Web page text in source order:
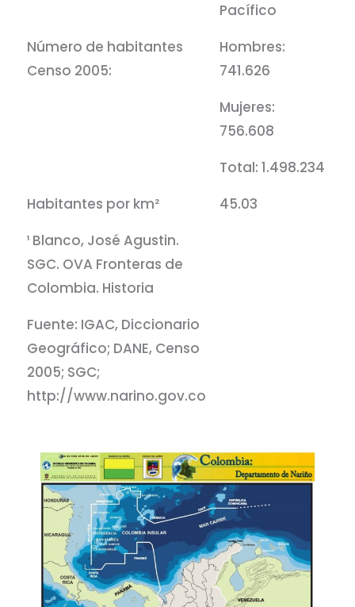
Pacífico
Número de habitantes
Censo 2005:
Hombres:
741.626
Mujeres:
756.608
Total: 1.498.234
Habitantes por km²
45.03
¹ Blanco, José Agustin.
SGC. OVA Fronteras de
Colombia. Historia
Fuente: IGAC, Diccionario
Geográfico; DANE, Censo
2005; SGC;
http://www.narino.gov.co